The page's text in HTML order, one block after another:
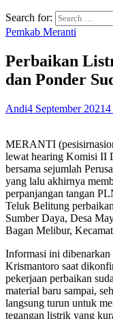
Search for:
Pemkab Meranti
Perbaikan
dan Ponder
Andi4 September 20214
MERANTI
lewat hearing Komisi II
bersama sejumlah
yang lalu akhirnya
perpanjangan tangan
Teluk Belitung
Sumber Daya, Desa
Bagan Melibur,
Informasi ini
Krismantoro saat
pekerjaan perbaikan
material baru sampai,
langsung turun untuk
tegangan listrik yang